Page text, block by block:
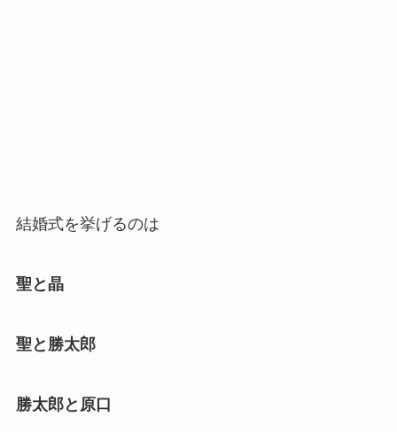
結婚式を挙げるのは
聖と晶
聖と勝太郎
勝太郎と原口